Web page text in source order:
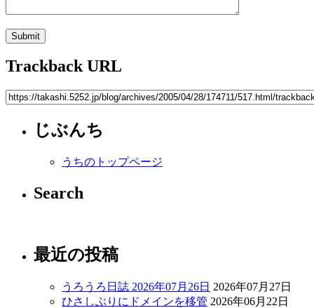
Trackback URL
じぶんち
うちのトップページ
Search
最近の投稿
うろうろ日誌 2026年07月26日 2026年07月27日
ひさしぶりにドメインを移管 2026年06月22日